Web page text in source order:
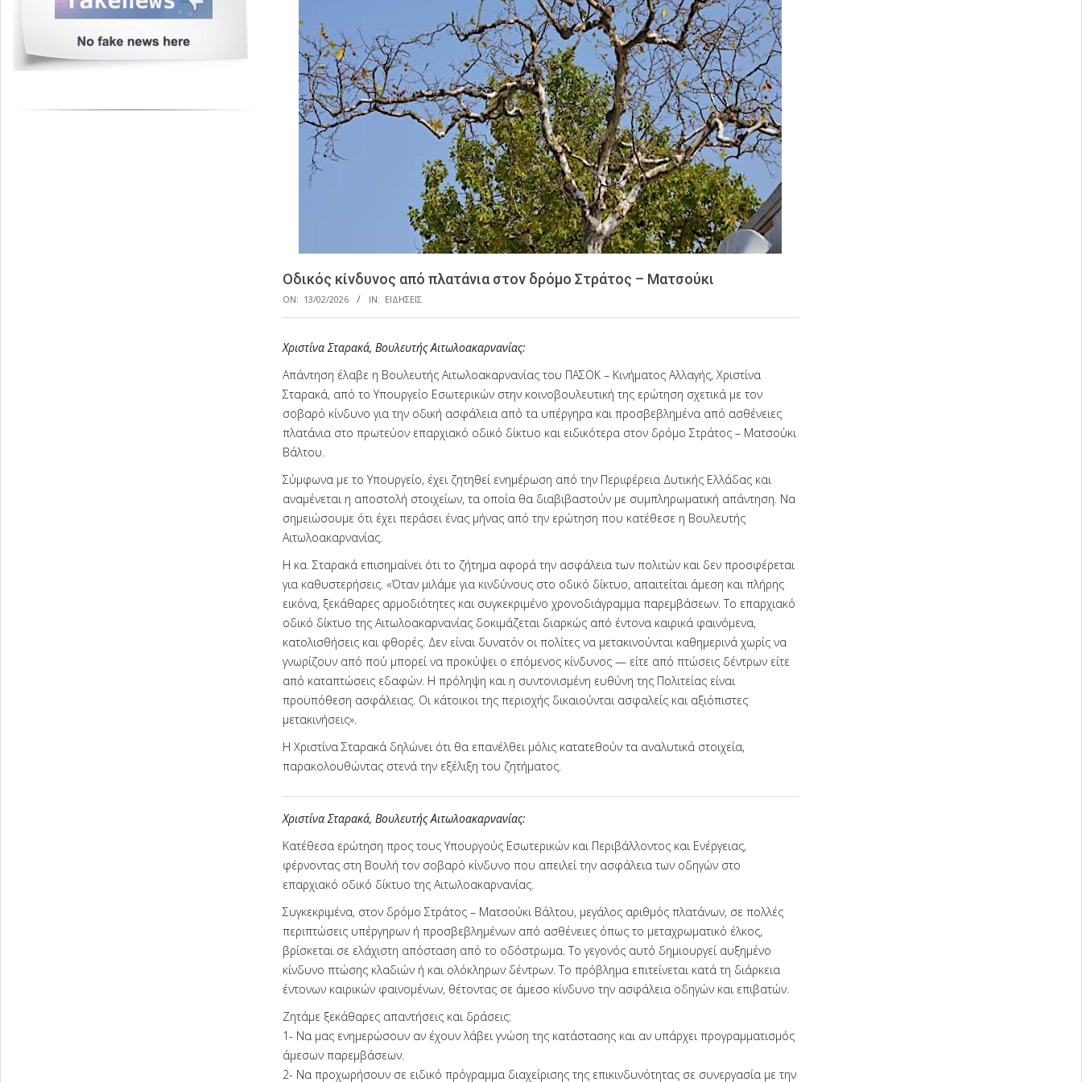
Οδικός κίνδυνος από πλατάνια στον δρόμο Στράτος – Ματσούκι
ON: 13/02/2026 IN: ΕΙΔΗΣΕΙΣ
Χριστίνα Σταρακά, Βουλευτής Αιτωλοακαρνανίας:
Απάντηση έλαβε η Βουλευτής Αιτωλοακαρνανίας του ΠΑΣΟΚ – Κινήματος Αλλαγής, Χριστίνα
Σταρακά, από το Υπουργείο Εσωτερικών στην κοινοβουλευτική της ερώτηση σχετικά με τον
σοβαρό κίνδυνο για την οδική ασφάλεια από τα υπέργηρα και προσβεβλημένα από ασθένειες
πλατάνια στο πρωτεύον επαρχιακό οδικό δίκτυο και ειδικότερα στον δρόμο Στράτος – Ματσούκι
Βάλτου.
Σύμφωνα με το Υπουργείο, έχει ζητηθεί ενημέρωση από την Περιφέρεια Δυτικής Ελλάδας και
αναμένεται η αποστολή στοιχείων, τα οποία θα διαβιβαστούν με συμπληρωματική απάντηση. Να
σημειώσουμε ότι έχει περάσει ένας μήνας από την ερώτηση που κατέθεσε η Βουλευτής
Αιτωλοακαρνανίας.
Η κα. Σταρακά επισημαίνει ότι το ζήτημα αφορά την ασφάλεια των πολιτών και δεν προσφέρεται
για καθυστερήσεις. «Όταν μιλάμε για κινδύνους στο οδικό δίκτυο, απαιτείται άμεση και πλήρης
εικόνα, ξεκάθαρες αρμοδιότητες και συγκεκριμένο χρονοδιάγραμμα παρεμβάσεων. Το επαρχιακό
οδικό δίκτυο της Αιτωλοακαρνανίας δοκιμάζεται διαρκώς από έντονα καιρικά φαινόμενα,
κατολισθήσεις και φθορές. Δεν είναι δυνατόν οι πολίτες να μετακινούνται καθημερινά χωρίς να
γνωρίζουν από πού μπορεί να προκύψει ο επόμενος κίνδυνος — είτε από πτώσεις δέντρων είτε
από καταπτώσεις εδαφών. Η πρόληψη και η συντονισμένη ευθύνη της Πολιτείας είναι
προϋπόθεση ασφάλειας. Οι κάτοικοι της περιοχής δικαιούνται ασφαλείς και αξιόπιστες
μετακινήσεις».
Η Χριστίνα Σταρακά δηλώνει ότι θα επανέλθει μόλις κατατεθούν τα αναλυτικά στοιχεία,
παρακολουθώντας στενά την εξέλιξη του ζητήματος.
Χριστίνα Σταρακά, Βουλευτής Αιτωλοακαρνανίας:
Κατέθεσα ερώτηση προς τους Υπουργούς Εσωτερικών και Περιβάλλοντος και Ενέργειας,
φέρνοντας στη Βουλή τον σοβαρό κίνδυνο που απειλεί την ασφάλεια των οδηγών στο
επαρχιακό οδικό δίκτυο της Αιτωλοακαρνανίας.
Συγκεκριμένα, στον δρόμο Στράτος – Ματσούκι Βάλτου, μεγάλος αριθμός πλατάνων, σε πολλές
περιπτώσεις υπέργηρων ή προσβεβλημένων από ασθένειες όπως το μεταχρωματικό έλκος,
βρίσκεται σε ελάχιστη απόσταση από το οδόστρωμα. Το γεγονός αυτό δημιουργεί αυξημένο
κίνδυνο πτώσης κλαδιών ή και ολόκληρων δέντρων. Το πρόβλημα επιτείνεται κατά τη διάρκεια
έντονων καιρικών φαινομένων, θέτοντας σε άμεσο κίνδυνο την ασφάλεια οδηγών και επιβατών.
Ζητάμε ξεκάθαρες απαντήσεις και δράσεις:
1- Να μας ενημερώσουν αν έχουν λάβει γνώση της κατάστασης και αν υπάρχει προγραμματισμός
άμεσων παρεμβάσεων.
2- Να προχωρήσουν σε ειδικό πρόγραμμα διαχείρισης της επικινδυνότητας σε συνεργασία με την